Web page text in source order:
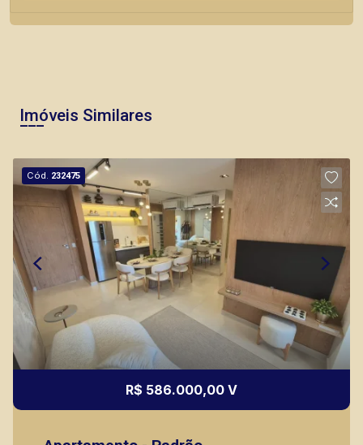
Imóveis Similares
Cód. 232475
R$ 586.000,00 V